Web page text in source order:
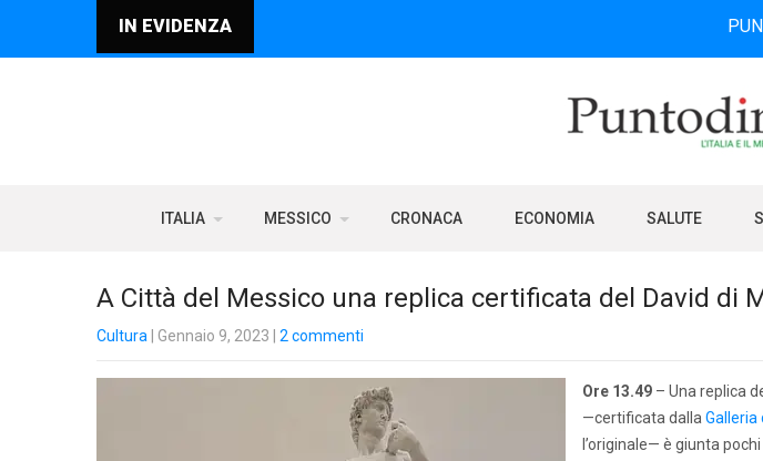
IN EVIDENZA
ITALIA MESSICO CRONACA ECONOMIA SALUTE
A Città del Messico una replica certificata del David di
Cultura | Gennaio 9, 2023 2 commenti
Ore 13.49 – Una replica
—certificata dalla Galleria
l’originale— è giunta